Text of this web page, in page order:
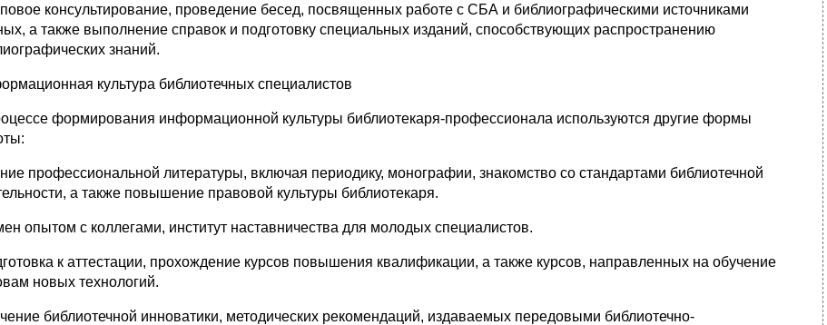
консультирование, проведение бесед, посвященных работе с СБА и библиографическими источниками
а также выполнение справок и подготовку специальных изданий, способствующих распространению
знаний.
культура библиотечных специалистов
формирования информационной культуры библиотекаря-профессионала используются другие формы
профессиональной литературы, включая периодику, монографии, знакомство со стандартами библиотечной
а также повышение правовой культуры библиотекаря.
опытом с коллегами, институт наставничества для молодых специалистов.
к аттестации, прохождение курсов повышения квалификации, а также курсов, направленных на обучение
новых технологий.
библиотечной инноватики, методических рекомендаций, издаваемых передовыми библиотечно-